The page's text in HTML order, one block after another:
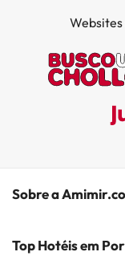
Websites
Sobre a
Quem somos?
Top Hotéis em